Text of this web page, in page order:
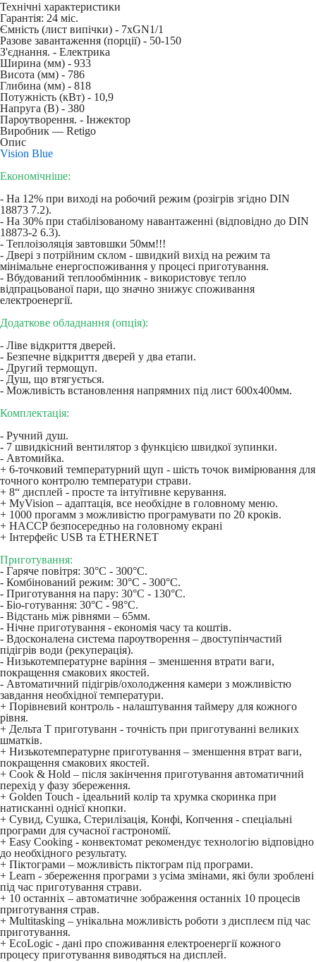
Технічні характеристики
Гарантія: 24 міс.
Ємність (лист випічки) - 7xGN1/1
Разове завантаження (порції) - 50-150
З'єднання. - Електрика
Ширина (мм) - 933
Висота (мм) - 786
Глибина (мм) - 818
Потужність (кВт) - 10,9
Напруга (В) - 380
Пароутворення. - Інжектор
Виробник — Retigo
Опис
Vision Blue
Економічніше:
- На 12% при виході на робочий режим (розігрів згідно DIN
18873 7.2).
- На 30% при стабілізованому навантаженні (відповідно до DIN
18873-2 6.3).
- Теплоізоляція завтовшки 50мм!!!
- Двері з потрійним склом - швидкий вихід на режим та
мінімальне енергоспоживання у процесі приготування.
- Вбудований теплообмінник - використовує тепло
відпрацьованої пари, що значно знижує споживання
електроенергії.
Додаткове обладнання (опція):
- Ліве відкриття дверей.
- Безпечне відкриття дверей у два етапи.
- Другий термощуп.
- Душ, що втягується.
- Можливість встановлення напрямних під лист 600х400мм.
Комплектація:
- Ручний душ.
- 7 швидкісний вентилятор з функцією швидкої зупинки.
- Автомийка.
+ 6-точковий температурний щуп - шість точок вимірювання для
точного контролю температури страви.
+ 8“ дисплей - просте та інтуїтивне керування.
+ MyVision – адаптація, все необхідне в головному меню.
+ 1000 прогамм з можливістю програмувати по 20 кроків.
+ HACCP безпосередньо на головному екрані
+ Інтерфейс USB та ETHERNET
Приготування:
- Гаряче повітря: 30°C - 300°C.
- Комбінований режим: 30°C - 300°C.
- Приготування на пару: 30°C - 130°C.
- Біо-готування: 30°C - 98°C.
- Відстань між рівнями – 65мм.
- Нічне приготування - економія часу та коштів.
- Вдосконалена система пароутворення – двоступінчастий
підігрів води (рекуперація).
- Низькотемпературне варіння – зменшення втрати ваги,
покращення смакових якостей.
- Автоматичний підігрів/охолодження камери з можливістю
завдання необхідної температури.
+ Порівневий контроль - налаштування таймеру для кожного
рівня.
+ Дельта T приготуванн - точність при приготуванні великих
шматків.
+ Низькотемпературне приготування – зменшення втрат ваги,
покращення смакових якостей.
+ Cook & Hold – після закінчення приготування автоматичний
перехід у фазу збереження.
+ Golden Touch - ідеальний колір та хрумка скоринка при
натисканні однієї кнопки.
+ Сувид, Сушка, Стерилізація, Конфі, Копчення - спеціальні
програми для сучасної гастрономії.
+ Easy Cooking - конвектомат рекомендує технологію відповідно
до необхідного результату.
+ Піктограми – можливість піктограм під програми.
+ Learn - збереження програми з усіма змінами, які були зроблені
під час приготування страви.
+ 10 останніх – автоматичне зображення останніх 10 процесів
приготування страв.
+ Multitasking – унікальна можливість роботи з дисплеєм під час
приготування.
+ EcoLogic - дані про споживання електроенергії кожного
процесу приготування виводяться на дисплей.